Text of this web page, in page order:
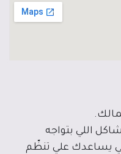
اللي بتواجه
يساعدك علي تنظّم